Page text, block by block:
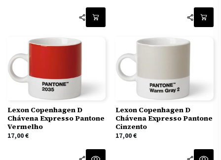
Lexon Copenhagen D
Chávena Expresso Pantone
Vermelho
17,00€
Lexon Copenhagen D
Chávena Expresso Pantone
Cinzento
17,00€